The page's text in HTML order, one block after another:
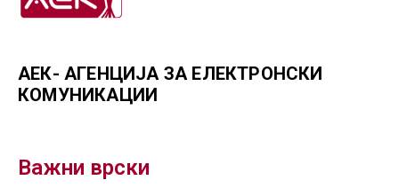
АЕК- АГЕНЦИЈА ЗА ЕЛЕКТРОНСКИ
КОМУНИКАЦИИ
Важни врски